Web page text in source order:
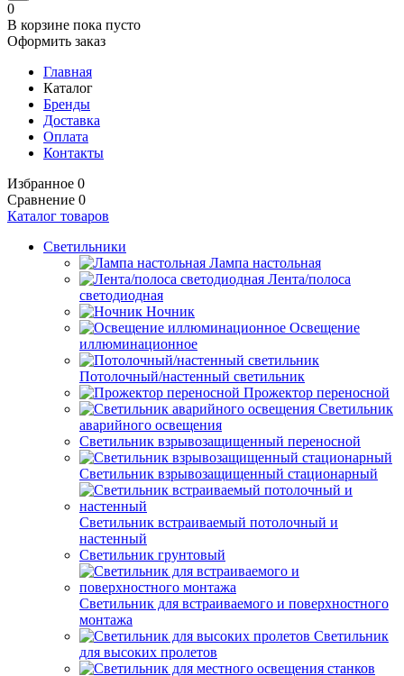
0
В корзине пока пусто
Оформить заказ
Главная
Каталог
Бренды
Доставка
Оплата
Контакты
Избранное 0
Сравнение 0
Каталог товаров
Светильники
Лампа настольная
Лента/полоса
светодиодная
Ночник
Освещение
иллюминационное
Потолочный/настенный светильник
Прожектор переносной
Светильник
аварийного освещения
Светильник взрывозащищенный переносной
Светильник взрывозащищенный стационарный
Светильник встраиваемый потолочный и
настенный
Светильник грунтовый
Светильник для встраиваемого и поверхностного
монтажа
Светильник
для высоких пролетов